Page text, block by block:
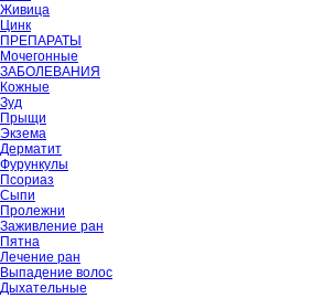
Живица
Цинк
ПРЕПАРАТЫ
Мочегонные
ЗАБОЛЕВАНИЯ
Кожные
Зуд
Прыщи
Экзема
Дерматит
Фурункулы
Псориаз
Сыпи
Пролежни
Заживление ран
Пятна
Лечение ран
Выпадение волос
Дыхательные